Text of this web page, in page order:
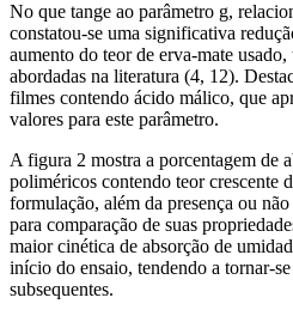
No que tange ao parâmetro g,
constatou-se uma significativa
aumento do teor de erva-mate
abordadas na literatura (4, 12).
filmes contendo ácido málico, que
valores para este parâmetro.
A figura 2 mostra a porcentagem de
poliméricos contendo teor crescente
formulação, além da presença ou
para comparação de suas
maior cinética de absorção de
início do ensaio, tendendo a tornar-
subsequentes.